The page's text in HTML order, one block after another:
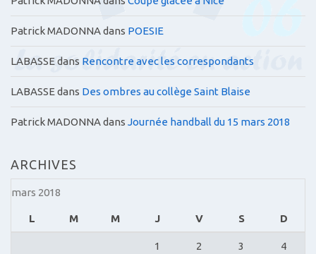
Patrick MADONNAdans POESIE
LABASSE dans Rencontre avec les correspondants
LABASSE dans Des ombres au collège Saint Blaise
Patrick MADONNAdans Journée handball du 15 mars 2018
ARCHIVES
mars 2018
L M M J V S D
1 2 3 4